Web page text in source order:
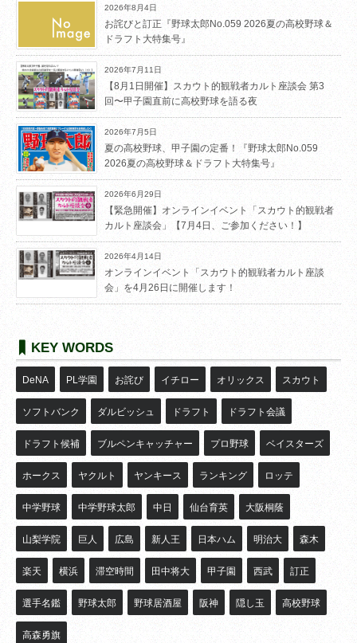
2026年8月4日
お詫びと訂正『野球太郎No.059 2026夏の高校野球＆
ドラフト大特集号』
2026年7月11日
【8月1日開催】スカウト的観戦者カルト座談会 第3
回〜甲子園直前に高校野球を語る夜
2026年7月5日
夏の高校野球、甲子園の定番！『野球太郎No.059
2026夏の高校野球＆ドラフト大特集号』
2026年6月29日
【緊急開催】オンラインイベント「スカウト的観戦者
カルト座談会」【7月4日、ご参加ください！】
2026年4月14日
オンラインイベント「スカウト的観戦者カルト座談
会」を4月26日に開催します！
KEY WORDS
DeNA PL学園 お詫び イチロー オリックス スカウト
ソフトバンク ダルビッシュ ドラフト ドラフト会議
ドラフト候補 ブルペンキャッチャー プロ野球 ベイスターズ
ホークス ヤクルト ヤンキース ランキング ロッテ
中学野球 中学野球太郎 中日 仙台育英 大阪桐蔭
山梨学院 巨人 広島 新人王 日本ハム 明治大 森木
楽天 横浜 滞空時間 田中将大 甲子園 西武 訂正
選手名鑑 野球太郎 野球居酒屋 阪神 隠し玉 高校野球
高森勇旗